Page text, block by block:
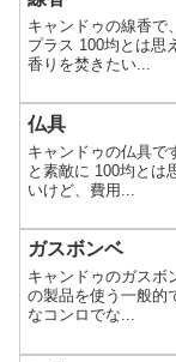
キャンドゥの線香で
プラス 100均とは思
香りを焚きたい...
仏具
キャンドゥの仏具で
と素敵に 100均とは
いけど、費用...
ガスボンベ
キャンドゥのガスボ
の製品を使う一般的
なコンロでな...